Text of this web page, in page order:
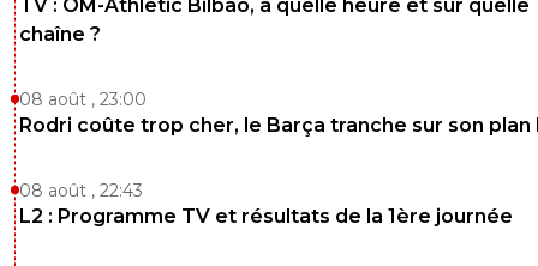
TV : OM-Athletic Bilbao, à quelle heure et sur quelle
chaîne ?
08 août , 23:00
Rodri coûte trop cher, le Barça tranche sur son plan
08 août , 22:43
L2 : Programme TV et résultats de la 1ère journée